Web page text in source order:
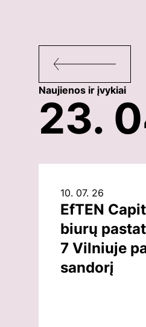
Naujienos ir įvykiai
23.
10. 07. 26
EfTEN
biurų
7 Vilniuje
sandorį